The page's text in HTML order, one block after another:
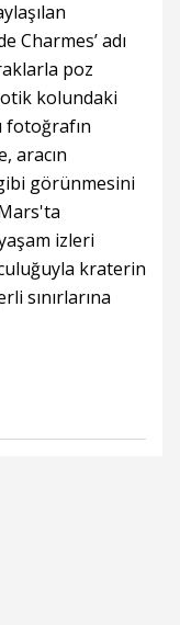
Charmes’ adı
poz
kolundaki
fotoğrafın
aracın
görünmesini
izleri
kraterin
sınırlarına